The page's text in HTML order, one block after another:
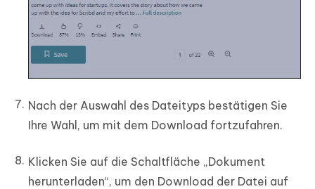
Nach der Auswahl des Dateityps bestätigen Sie
Ihre Wahl, um mit dem Download fortzufahren.
Klicken Sie auf die Schaltfläche „Dokument
herunterladen“, um den Download der Datei auf